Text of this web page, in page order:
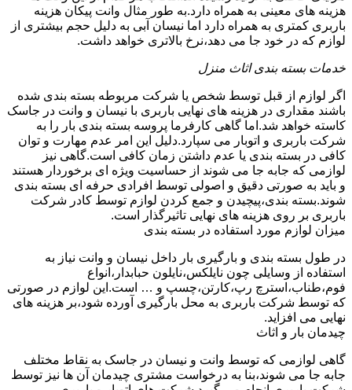
هزینه های معینی به همراه دارد.به طور مثال وانت پیکان هزینه
باربری کمتری به همراه دارد اما نیسان آبی به دلیل حجم بیشتری از
لوازم که در خود جا می دهد،نرخ بالاتری خواهد داشت.
خدمات بسته بندی اثاث منزل
اگر لوازم از قبل توسط شخص یا شرکت مربوطه بسته بندی شده
باشند مقداری در هزینه های نهایی باربری با نیسان و وانت در جاسک
کاسته خواهد شد.اما گاهی کارفرما پروسه بسته بندی بار را به
شرکت باربری و اتوبار می سپارد.دلیل این امر عدم مهارت و توان
کافی در بسته بندی یا عدم داشتن زمان کافی است.گاهی نیز
لوازمی که جابه جا می شوند از حساسیت ویژه ای برخوردار هستند
و باید به صورتی دقیق و اصولی توسط افرادی حرفه ای بسته بندی
شوند.بسته بندی،پیچیدن و جمع کردن لوازم توسط کادر شرکت
باربری بر روی هزینه های نهایی تاثیرگذار است.
میزان لوازم مورد استفاده در بسته بندی
در طول بسته بندی و بارگیری بار داخل نیسان و وانت نیاز به
استفاده از وسایلی چون نایلکس،نایلون حبابدار،انواع
فوم،طناب،استرچ رپ،کارتن،چسپ و … است.این لوازم در صورتی
که توسط شرکت باربری به محل بارگیری آورده شود،بر هزینه های
نهایی می افزاید.
چیدمان بار و اثاث
گاهی لوازمی که توسط وانت و نیسان در جاسک به نقاط مختلف
جابه جا می شوند،بنا به درخواست مشتری چیدمان آن ها نیز توسط